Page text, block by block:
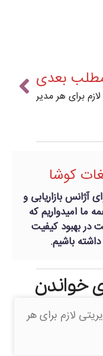
بعدی
کوشا
آژانس بازاریابی و
ما امیدواریم که
در بهبود کیفیت
باشیم.
خواندن
لازم برای هر